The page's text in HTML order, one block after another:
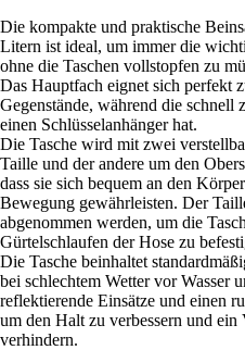
Die kompakte und praktische
Litern ist ideal, um immer die
ohne die Taschen vollstopfen zu
Das Hauptfach eignet sich perfekt
Gegenstände, während die schnell
einen Schlüsselanhänger hat.
Die Tasche wird mit zwei
Taille und der andere um den
dass sie sich bequem an den
Bewegung gewährleisten. Der
abgenommen werden, um die
Gürtelschlaufen der Hose zu
Die Tasche beinhaltet
bei schlechtem Wetter vor Wasser
reflektierende Einsätze und einen
um den Halt zu verbessern und
verhindern.